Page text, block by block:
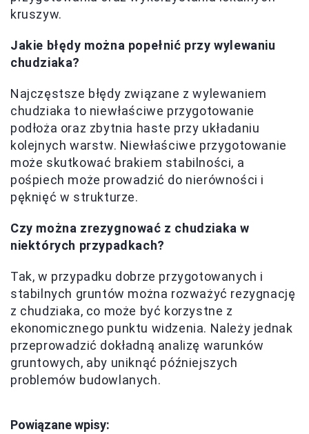
kruszyw.
Jakie błędy można popełnić przy wylewaniu
chudziaka?
Najczęstsze błędy związane z wylewaniem
chudziaka to niewłaściwe przygotowanie
podłoża oraz zbytnia haste przy układaniu
kolejnych warstw. Niewłaściwe przygotowanie
może skutkować brakiem stabilności, a
pośpiech może prowadzić do nierówności i
pęknięć w strukturze.
Czy można zrezygnować z chudziaka w
niektórych przypadkach?
Tak, w przypadku dobrze przygotowanych i
stabilnych gruntów można rozważyć rezygnację
z chudziaka, co może być korzystne z
ekonomicznego punktu widzenia. Należy jednak
przeprowadzić dokładną analizę warunków
gruntowych, aby uniknąć późniejszych
problemów budowlanych.
Powiązane wpisy: